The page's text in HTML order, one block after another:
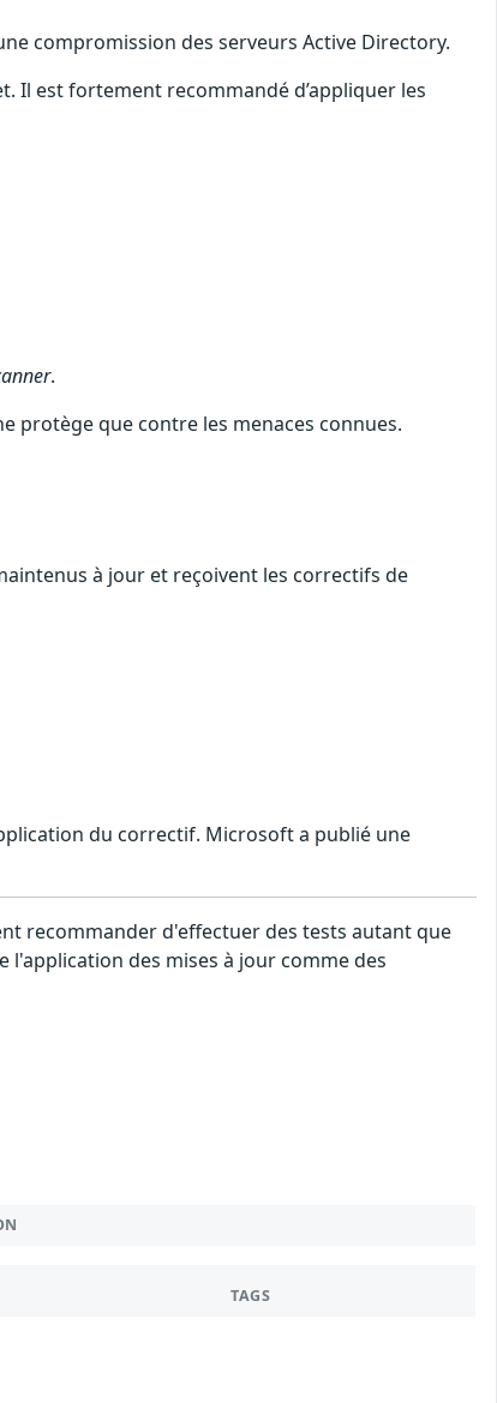
compromission des serveurs Active Directory.
Il est fortement recommandé d’appliquer les
.
protège que contre les menaces connues.
à jour et reçoivent les correctifs de
du correctif. Microsoft a publié une
recommander d'effectuer des tests autant que
des mises à jour comme des
TAGS